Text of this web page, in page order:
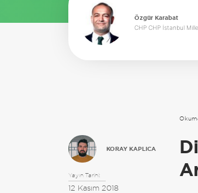
Özgür Karabat
CHP CHP İstanbul
KORAY KAPLICA
Yayın Tarihi:
12 Kasım 2018